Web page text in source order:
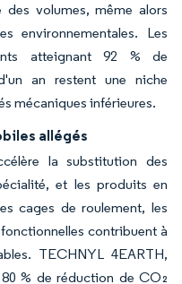
des volumes, même alors
environnementales. Les
atteignant 92 % de
an restent une niche
mécaniques inférieures.
allégés
la substitution des
et les produits en
cages de roulement, les
contribuent à
TECHNYL 4EARTH,
% de réduction de CO₂